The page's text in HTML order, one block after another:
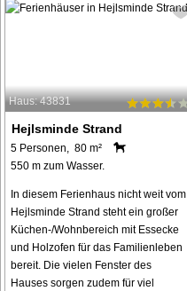
Haus: 43831
Hejlsminde Strand
5 Personen, 80 m²
550 m zum Wasser.
In diesem Ferienhaus nicht weit vom
Hejlsminde Strand steht ein großer
Küchen-/Wohnbereich mit Essecke
und Holzofen für das Familienleben
bereit. Die vielen Fenster des
Hauses sorgen zudem für viel